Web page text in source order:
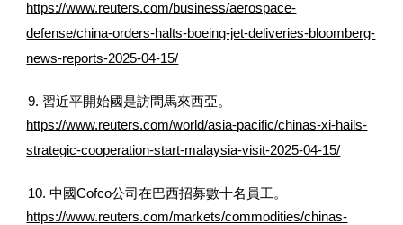
https://www.reuters.com/business/aerospace-
defense/china-orders-halts-boeing-jet-deliveries-bloomberg-
news-reports-2025-04-15/
9. 習近平開始國是訪問馬來西亞。
https://www.reuters.com/world/asia-pacific/chinas-xi-hails-
strategic-cooperation-start-malaysia-visit-2025-04-15/
10. 中國Cofco公司在巴西招募數十名員工。
https://www.reuters.com/markets/commodities/chinas-